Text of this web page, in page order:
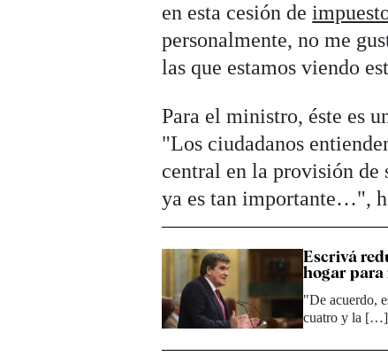
en esta cesión de
personalmente, no me
las que estamos viendo
Para el ministro, éste es
"Los ciudadanos
central en la provisión de
ya es tan importante…",
Escrivá
hogar para
"De acuerdo,
cuatro y la […]